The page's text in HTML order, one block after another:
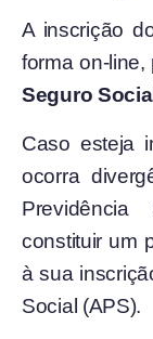
A inscrição
forma on-line,
Seguro
Caso esteja
ocorra
constituir um
à sua
Social (APS).